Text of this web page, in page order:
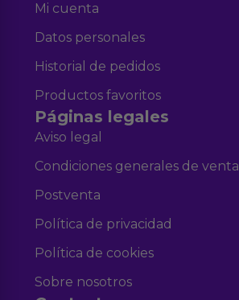
Mi cuenta
Datos personales
Historial de pedidos
Productos favoritos
Páginas legales
Aviso legal
Condiciones generales de venta
Postventa
Política de privacidad
Política de cookies
Sobre nosotros